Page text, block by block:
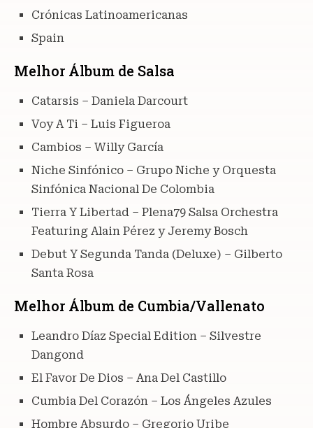
Crónicas Latinoamericanas
Spain
Melhor Álbum de Salsa
Catarsis – Daniela Darcourt
Voy A Ti – Luis Figueroa
Cambios – Willy García
Niche Sinfónico – Grupo Niche y Orquesta
Sinfónica Nacional De Colombia
Tierra Y Libertad – Plena79 Salsa Orchestra
Featuring Alain Pérez y Jeremy Bosch
Debut Y Segunda Tanda (Deluxe) – Gilberto
Santa Rosa
Melhor Álbum de Cumbia/Vallenato
Leandro Díaz Special Edition – Silvestre
Dangond
El Favor De Dios – Ana Del Castillo
Cumbia Del Corazón – Los Ángeles Azules
Hombre Absurdo – Gregorio Uribe